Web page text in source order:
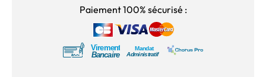
Paiement 100% sécurisé :